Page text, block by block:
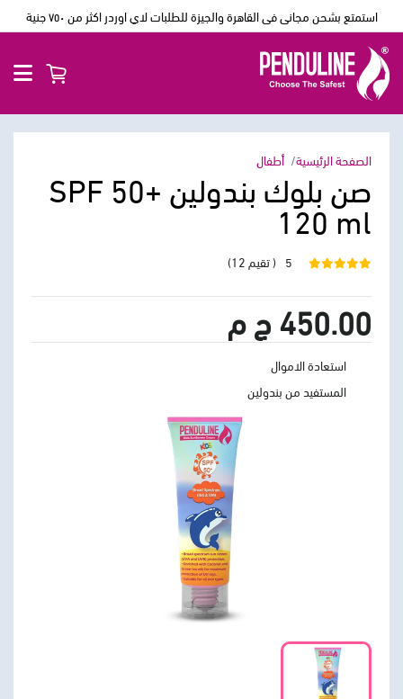
استمتع بشحن مجانى فى القاهرة والجيزة للطلبات لاي اوردر اكثر من ٧٥٠ جنية
الصفحة الرئيسية أطفال صن بلوك بندولين SPF 50+
120 ml
5 ( تقيم 12)
450.00 ج م
استعادة الاموال
المستفيد من بندولين